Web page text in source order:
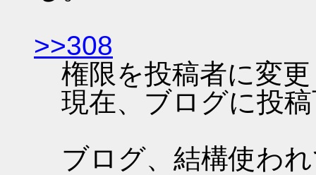
>>308
権限を投稿者に変
現在、ブログに投
ブログ、結構使わ